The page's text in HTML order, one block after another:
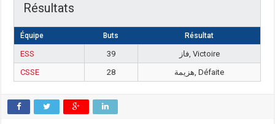
Résultats
Équipe Buts Résultat
ESS 39
فاز, Victoire
CSSE
28 هزيمة, Défaite